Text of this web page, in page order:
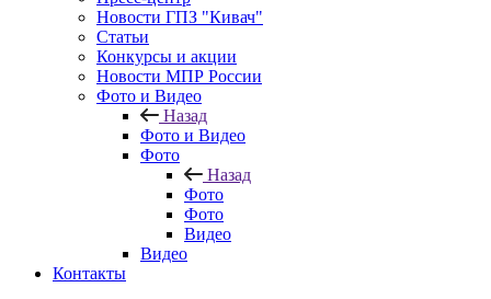
Новости ГПЗ "Кивач"
Статьи
Конкурсы и акции
Новости МПР России
Фото и Видео
Назад
Фото и Видео
Фото
Назад
Фото
Фото
Видео
Видео
Контакты